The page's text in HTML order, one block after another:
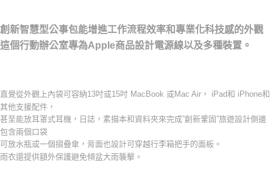
創新智慧型公事包能增進工作流程效率和專業化科技感的外觀
這個行動辦公室專為Apple商品設計電源線以及多種裝置。
直覺從外觀上內袋可容納13吋或15吋 MacBook 或Mac Air， iPad和 iPhone和
其他支援配件，
甚至能放耳罩式耳機，日誌，素描本和資料夾來完成”創新鞏固”旅遊設計側邊
包含兩個口袋
可放水瓶或一個摺疊傘，背面也設計可穿越行李箱把手的面板。
雨衣還提供額外保護避免傾盆大雨襲擊。